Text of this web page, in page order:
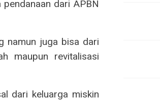
dari APBN
namun juga bisa dari
maupun revitalisasi
dari keluarga miskin